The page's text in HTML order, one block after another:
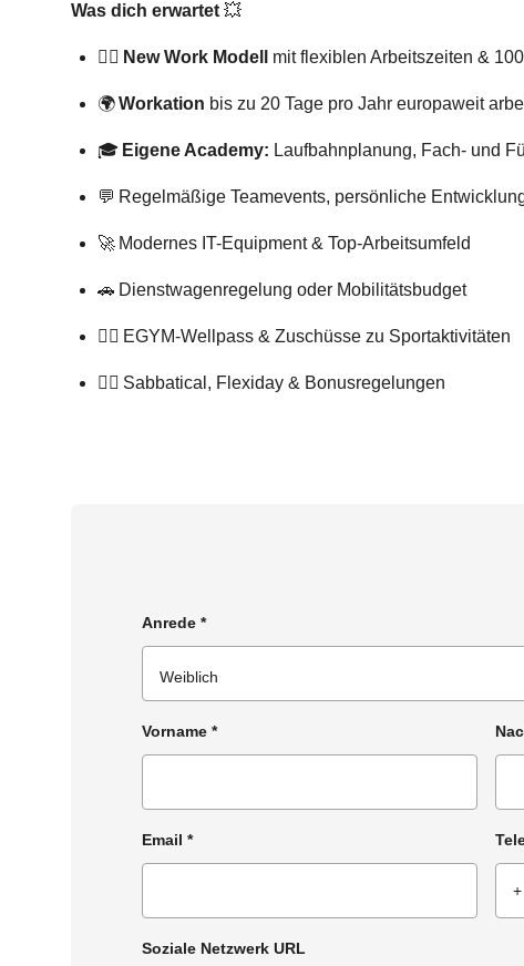
Was dich erwartet 💥
🧘‍♂️ New Work Modell mit flexiblen Arbeitszeiten &
🌍Workation bis zu 20 Tage pro Jahr europaweit
🎓 Eigene Academy: Laufbahnplanung, Fach- und
💬 Regelmäßige Teamevents, persönliche
🚀 Modernes IT-Equipment & Top-Arbeitsumfeld
🚗 Dienstwagenregelung oder Mobilitätsbudget
🏋️‍♀️ EGYM-Wellpass & Zuschüsse zu Sportaktivitäten
🧘‍♀️ Sabbatical, Flexiday & Bonusregelungen
Anrede *
Vorname *
Email *
Soziale Netzwerk URL